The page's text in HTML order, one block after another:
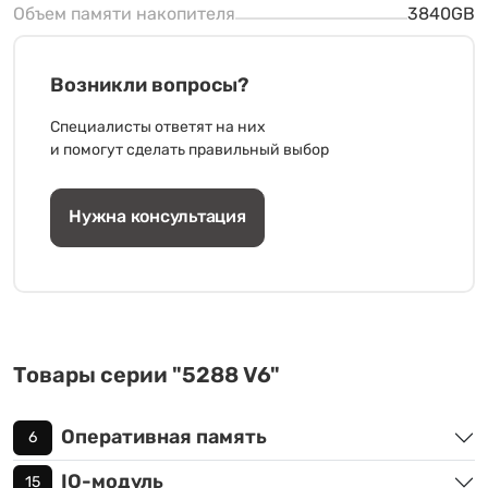
Объем памяти накопителя 3840GB
Возникли вопросы?
Специалисты ответят на них
и помогут сделать правильный выбор
Нужна консультация
Товары серии "5288 V6"
6 Оперативная память
15 IO-модуль